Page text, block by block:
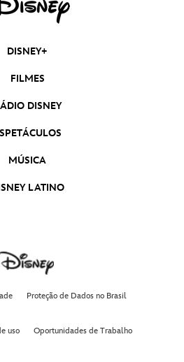
DISNEY+
FILMES
DISNEY
MÚSICA
LATINO
Proteção de Dados no Brasil
uso Oportunidades de Trabalho